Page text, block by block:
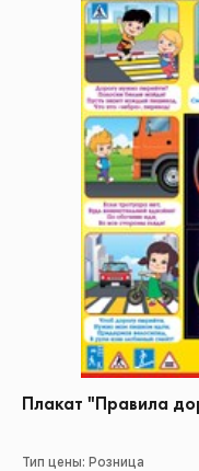
Плакат "Правила
Тип цены: Розница